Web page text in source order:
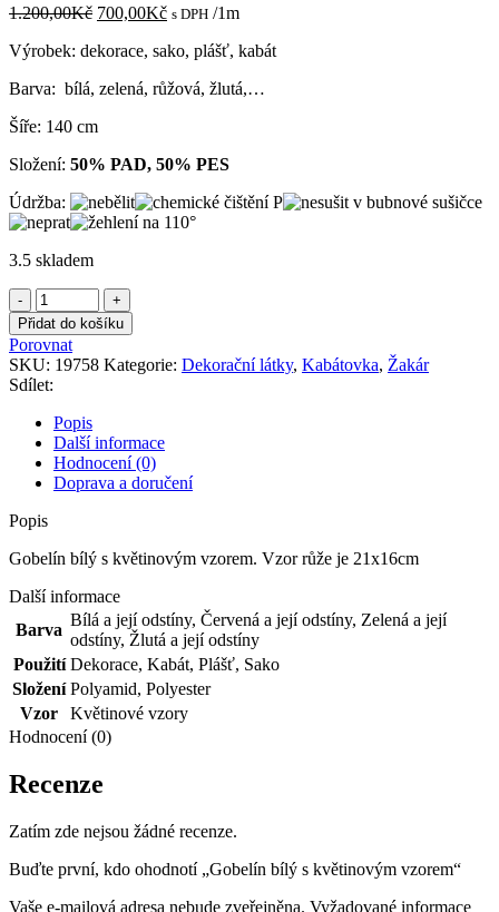
1.200,00Kč Původní
byla:
700,00KčAktuální
je:
s DPH /1m
Výrobek: dekorace, sako, plášť, kabát
Barva: bílá, zelená, růžová, žlutá,…
Šíře: 140 cm
Složení: 50% PAD, 50% PES
Údržba:
3.5 skladem
Gobelín
bílý
s
květinovým
vzorem
množství
Přidat do košíku
Porovnat
SKU: 19758 Kategorie: Dekorační látky, Kabátovka, Žakár
Sdílet:
Popis
Další informace
Hodnocení (0)
Doprava a doručení
Popis
Gobelín bílý s květinovým vzorem. Vzor růže je 21x16cm
Další informace
Barva
Bílá a její odstíny, Červená a její odstíny, Zelená a její
odstíny, Žlutá a její odstíny
Použití Dekorace, Kabát, Plášť, Sako
Složení Polyamid, Polyester
Vzor
Květinové vzory
Hodnocení (0)
Recenze
Zatím zde nejsou žádné recenze.
Buďte první, kdo ohodnotí „Gobelín bílý s květinovým vzorem“
Vaše e-mailová adresa nebude zveřejněna. Vyžadované informace